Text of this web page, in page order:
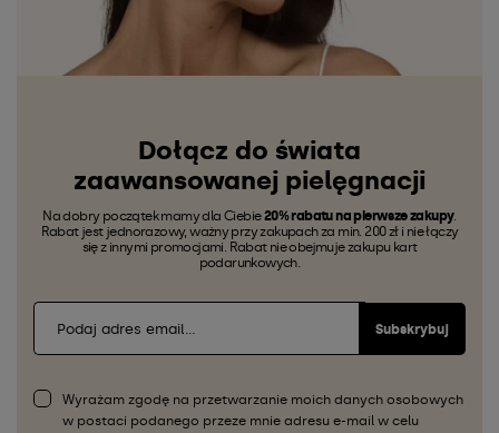
Dołącz do świata
zaawansowanej pielęgnacji
Na dobry początek mamy dla Ciebie20% rabatu na pierwsze zakupy.
Rabat jest jednorazowy, ważny przy zakupach za min. 200 zł i nie łączy
się z innymi promocjami. Rabat nie obejmuje zakupu kart
podarunkowych.
Subskrybuj
Wyrażam zgodę na przetwarzanie moich danych osobowych
w postaci podanego przeze mnie adresu e-mail w celu